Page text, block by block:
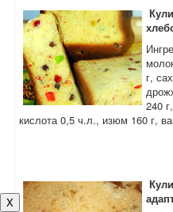
г,
240
кислота 0,5 ч.л., изюм 160 г,
X